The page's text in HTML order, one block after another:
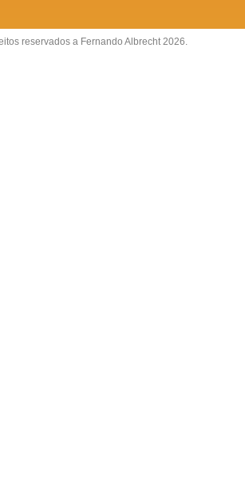
reservados a Fernando Albrecht 2026.